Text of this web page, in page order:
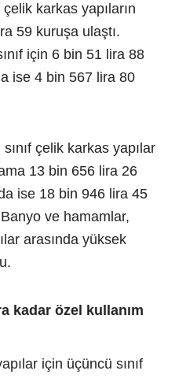
karkas yapıların
59 kuruşa ulaştı.
için 6 bin 51 lira 88
ise 4 bin 567 lira 80
çelik karkas yapılar
13 bin 656 lira 26
ise 18 bin 946 lira 45
ve hamamlar,
arasında yüksek
kadar özel kullanım
için üçüncü sınıf